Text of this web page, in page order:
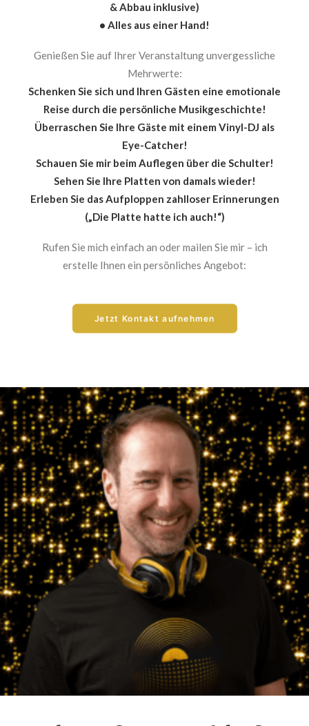
& Abbau inklusive)
• Alles aus einer Hand!
Genießen Sie auf Ihrer Veranstaltung unvergessliche
Mehrwerte:
Schenken Sie sich und Ihren Gästen eine emotionale
Reise durch die persönliche Musikgeschichte!
Überraschen Sie Ihre Gäste mit einem Vinyl-DJ als
Eye-Catcher!
Schauen Sie mir beim Auflegen über die Schulter!
Sehen Sie Ihre Platten von damals wieder!
Erleben Sie das Aufploppen zahlloser Erinnerungen
(„Die Platte hatte ich auch!“)
Rufen Sie mich einfach an oder mailen Sie mir – ich
erstelle Ihnen ein persönliches Angebot:
Jetzt Kontakt aufnehmen